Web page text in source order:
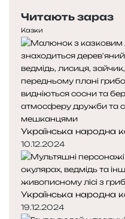
б
р
а
т
»
р
е
д
н
я
с
т
о
р
і
н
к
а
т
у
п
н
а
с
т
о
р
і
н
к
а
Читають зараз
Казки
Українська народна
10.12.2024
Українська народна
19.12.2024